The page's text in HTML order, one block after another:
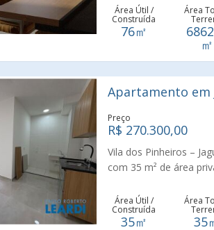
churrasqueira,
espaço pet, loja,
Área Útil /
Construída
76㎡
Área
㎡
Apartamento em
Preço
R$ 270.300,00
Vila dos Pinheiros –
com 35 m² de área
funcionais.
frio com acabamento
Área Útil /
Construída
35㎡
Área
35